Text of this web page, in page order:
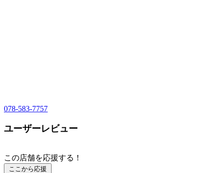
078-583-7757
ユーザーレビュー
この店舗を応援する！
ここから応援